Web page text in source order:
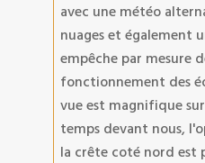
avec une météo
nuages et également
empêche par mesure
fonctionnement des
vue est magnifique
temps devant nous,
la crête coté nord est